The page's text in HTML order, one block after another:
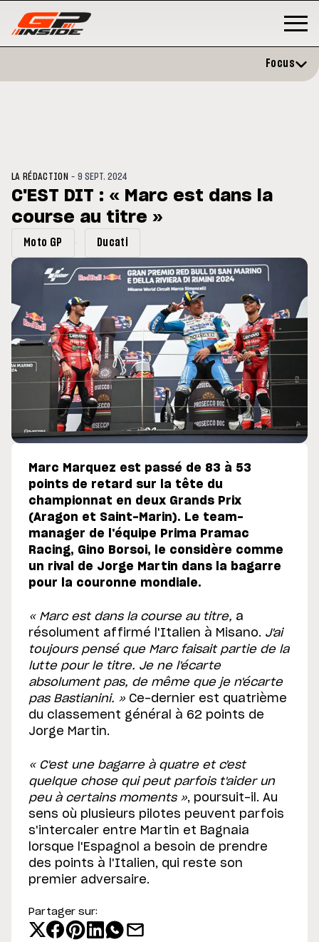
droite à Madrid
Bretagne
Focus
LA RÉDACTION -9 SEPT. 2024
C'EST DIT : « Marc est dans la
course au titre »
Moto GP Ducati
Marc Marquez est passé de 83 à 53
points de retard sur la tête du
championnat en deux Grands Prix
(Aragon et Saint-Marin). Le team-
manager de l'équipe Prima Pramac
Racing, Gino Borsoi, le considère comme
un rival de Jorge Martin dans la bagarre
pour la couronne mondiale.
« Marc est dans la course au titre, a
résolument affirmé l'Italien à Misano. J'ai
toujours pensé que Marc faisait partie de la
lutte pour le titre. Je ne l'écarte
absolument pas, de même que je n'écarte
pas Bastianini. » Ce-dernier est quatrième
du classement général à 62 points de
Jorge Martin.
« C'est une bagarre à quatre et c'est
quelque chose qui peut parfois t'aider un
peu à certains moments », poursuit-il. Au
sens où plusieurs pilotes peuvent parfois
s'intercaler entre Martin et Bagnaia
lorsque l'Espagnol a besoin de prendre
des points à l'Italien, qui reste son
premier adversaire.
Partager sur: